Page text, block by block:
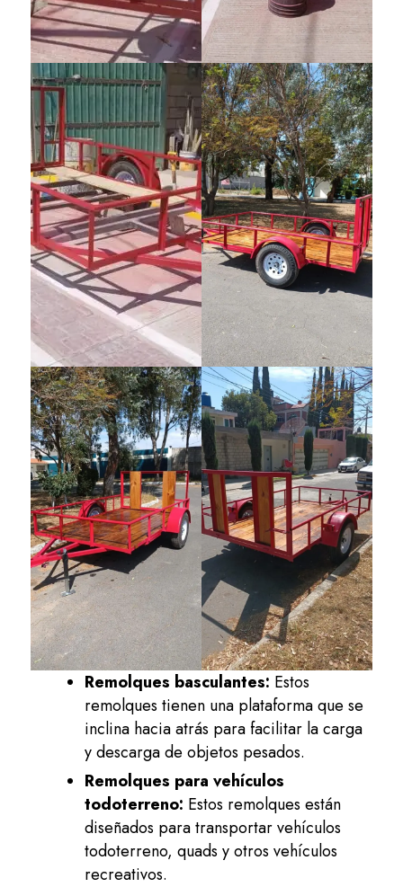
Remolques basculantes: Estos
remolques tienen una plataforma que se
inclina hacia atrás para facilitar la carga
y descarga de objetos pesados.
Remolques para vehículos
todoterreno: Estos remolques están
diseñados para transportar vehículos
todoterreno, quads y otros vehículos
recreativos.